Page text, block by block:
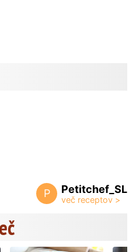
P Petitchef_SL